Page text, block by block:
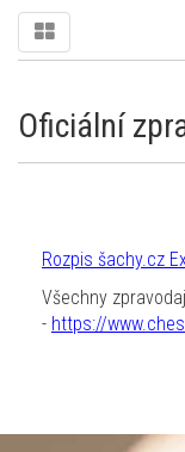
Oficiální
Rozpis šachy.cz
Všechny
- https://